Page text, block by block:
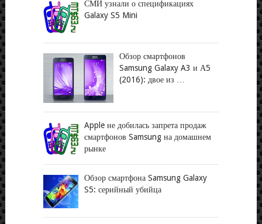
СМИ узнали о спецификациях
Galaxy S5 Mini
Обзор смартфонов
Samsung Galaxy A3 и А5
(2016): двое из …
Apple не добилась запрета продаж
смартфонов Samsung на домашнем
рынке
Обзор смартфона Samsung Galaxy
S5: серийный убийца